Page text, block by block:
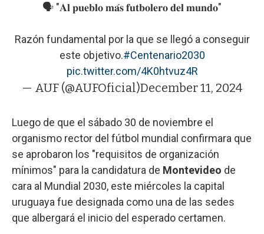
🗣️ "𝐀𝐥 𝐩𝐮𝐞𝐛𝐥𝐨 𝐦𝐚́𝐬 𝐟𝐮𝐭𝐛𝐨𝐥𝐞𝐫𝐨 𝐝𝐞𝐥 𝐦𝐮𝐧𝐝𝐨"
Razón fundamental por la que se llegó a conseguir
este objetivo.#Centenario2030
pic.twitter.com/4K0htvuz4R
— AUF (@AUFOficial)December 11, 2024
Luego de que el sábado 30 de noviembre el
organismo rector del fútbol mundial confirmara que
se aprobaron los "requisitos de organización
mínimos" para la candidatura de Montevideo de
cara al Mundial 2030, este miércoles la capital
uruguaya fue designada como una de las sedes
que albergará el inicio del esperado certamen.